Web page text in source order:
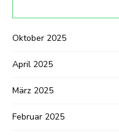
Oktober 2025
April 2025
März 2025
Februar 2025